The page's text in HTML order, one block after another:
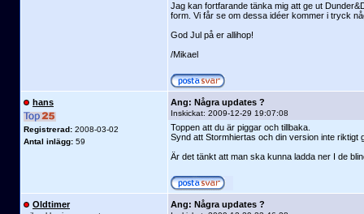
Jag kan fortfarande tänka mig att ge ut
form. Vi får se om dessa idéer kommer i tryck
God Jul på er allihop!
/Mikael
hans
Registrerad: 2008-03-02
Antal inlägg: 59
Ang: Några updates ?
Inskickat: 2009-12-29 19:07:08
Toppen att du är piggar och tillbaka.
Synd att Stormhiertas och din version inte riktigt
Är det tänkt att man ska kunna ladda ner I de
Oldtimer Ang: Några updates ?